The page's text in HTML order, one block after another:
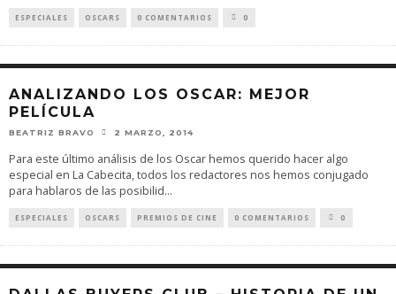
ESPECIALES OSCARS 0 COMENTARIOS 0
ANALIZANDO LOS OSCAR: MEJOR
PELÍCULA
BEATRIZ BRAVO 2 MARZO, 2014
Para este último análisis de los Oscar hemos querido hacer algo
especial en La Cabecita, todos los redactores nos hemos conjugado
para hablaros de las posibilid...
ESPECIALES OSCARS PREMIOS DE CINE 0 COMENTARIOS 0